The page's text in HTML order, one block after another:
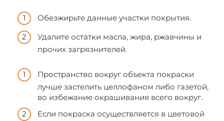
Обезжирьте данные участки покрытия.
Удалите остатки масла, жира, ржавчины и
прочих загрязнителей.
Пространство вокруг объекта покраски
лучше застелить целлофаном либо газетой,
во избежание окрашивания всего вокруг.
Если покраска осуществляется в цветовой